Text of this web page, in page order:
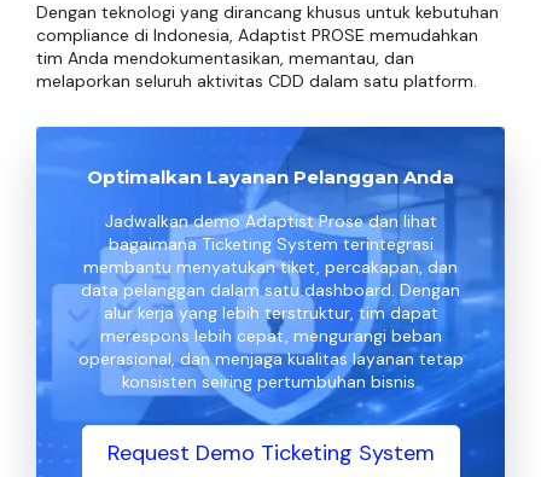
Dengan teknologi yang dirancang khusus untuk kebutuhan
compliance di Indonesia, Adaptist PROSE memudahkan
tim Anda mendokumentasikan, memantau, dan
melaporkan seluruh aktivitas CDD dalam satu platform.
Optimalkan Layanan Pelanggan Anda
Jadwalkan demo Adaptist Prose dan lihat
bagaimana Ticketing System terintegrasi
membantu menyatukan tiket, percakapan, dan
data pelanggan dalam satu dashboard. Dengan
alur kerja yang lebih terstruktur, tim dapat
merespons lebih cepat, mengurangi beban
operasional, dan menjaga kualitas layanan tetap
konsisten seiring pertumbuhan bisnis.
Request Demo Ticketing System